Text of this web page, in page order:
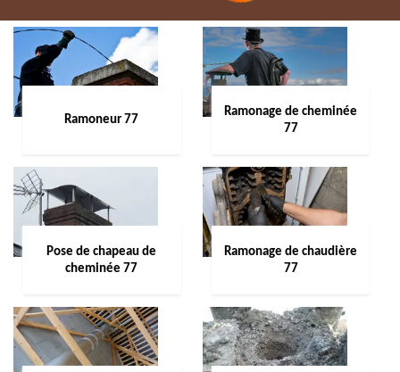
Ramoneur 77
Ramonage de cheminée
77
Pose de chapeau de
cheminée 77
Ramonage de chaudière
77